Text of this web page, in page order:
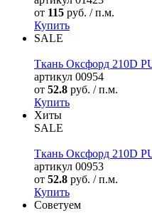
от 115 руб. / п.м.
Купить
SALE
Ткань Оксфорд 210D
артикул 00954
от 52.8 руб. / п.м.
Купить
Хиты
SALE
Ткань Оксфорд 210D
артикул 00953
от 52.8 руб. / п.м.
Купить
Советуем